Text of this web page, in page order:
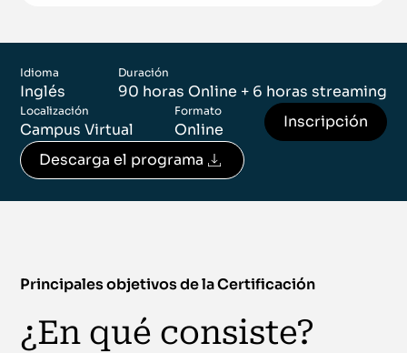
Idioma
Inglés
Duración
90 horas Online + 6 horas streaming
Localización
Campus Virtual
Formato
Online
Inscripción
Descarga el programa
Principales objetivos de la Certificación
¿En qué consiste?